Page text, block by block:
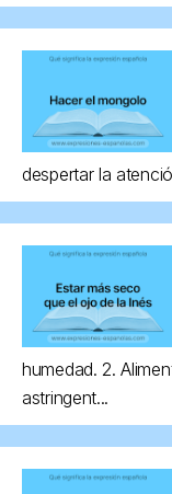
despertar la
humedad. 2.
astringent...